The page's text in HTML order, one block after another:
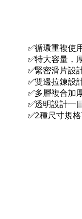
✅️循環重複使
✅️特大容量，
✅️緊密滑片設
✅️雙邊拉鍊設
✅️多層複合加
✅️透明設計一
✅️2種尺寸規